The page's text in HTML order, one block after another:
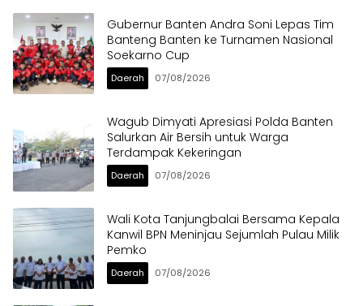
Gubernur Banten Andra Soni Lepas Tim
Banteng Banten ke Turnamen Nasional
Soekarno Cup
Daerah 07/08/2026
Wagub Dimyati Apresiasi Polda Banten
Salurkan Air Bersih untuk Warga
Terdampak Kekeringan
Daerah 07/08/2026
Wali Kota Tanjungbalai Bersama Kepala
Kanwil BPN Meninjau Sejumlah Pulau Milik
Pemko
Daerah 07/08/2026